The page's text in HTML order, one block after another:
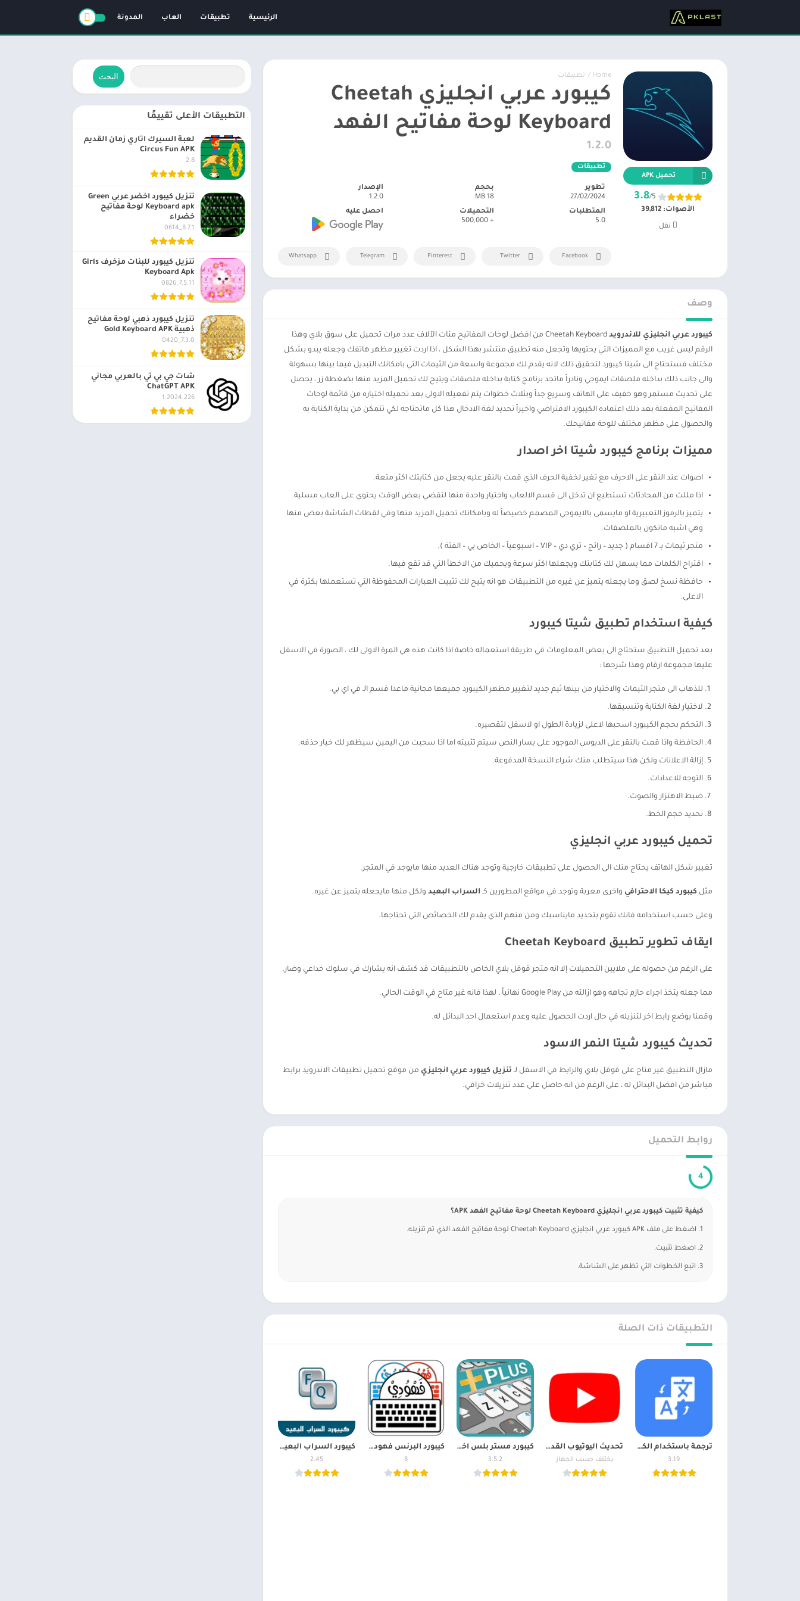
الرئيسية تطبيقات العاب المدونة
Home
/ تطبيقات
كيبورد عربي انجليزي Cheetah
Keyboard لوحة مفاتيح الفهد
1.2.0
تطبيقات
تحميل APK
3.8/5
الأصوات: 39,812
نقل
تطوير
27/02/2024
بحجم
18 MB
الإصدار
1.2.0
المتطلبات
5.0
التحميلات
+ 500,000
احصل عليه
Facebook
Twitter
Pinterest
Telegram
Whatsapp
وصف
كيبورد عربي انجليزي للاندرويد
Cheetah Keyboard من افضل لوحات المفاتيح مئات الآلاف عدد مرات تحميل على سوق بلاي وهذا
الرقم ليس غريب مع المميزات التي يحتويها وتجعل منه تطبيق منتشر بهذا الشكل ، اذا اردت تغيير مظهر هاتفك وجعله يبدو بشكل
مختلف فستحتاج الى شيتا كيبورد لتحقيق ذلك لانه يقدم لك مجموعة واسعة من الثيمات التي بامكانك التبديل فيما بينها بسهولة
والى جانب ذلك بداخله ملصقات ايموجي ونادراً ماتجد برنامج كتابة بداخله ملصقات ويتيح لك تحميل المزيد منها بضغطة زر ، يحصل
على تحديث مستمر وهو خفيف على الهاتف وسريع جداً وبثلاث خطوات يتم تفعيله الاولى بعد تحميله اختياره من قائمة لوحات
المفاتيح المفعلة بعد ذلك اعتماده الكيبورد الافتراضي واخيراً تحديد لغة الادخال هذا كل ماتحتاجه لكي تتمكن من بداية الكتابة به
والحصول على مظهر مختلف للوحة مفاتيحك.
مميزات برنامج كيبورد شيتا اخر اصدار
اصوات عند النقر على الاحرف مع تغير لخفية الحرف الذي قمت بالنقر عليه يجعل من كتابتك اكثر متعة.
اذا مللت من المحادثات تستطيع ان تدخل الى قسم الالعاب واختيار واحدة منها لتقضي بعض الوقت يحتوي على العاب مسلية.
يتميز بالرموز التعبيرية او مايسمى بالايموجي المصمم خصيصاً له وبامكانك تحميل المزيد منها وفي لقطات الشاشة بعض منها
وهي اشبه ماتكون بالملصقات.
متجر ثيمات بـ 7 اقسام ( جديد – رائج – ثري دي – VIP – اسبوعياً – الخاص بي – الفئة ).
اقتراح الكلمات مما يسهل لك كتابتك ويجعلها اكثر سرعة ويحميك من الاخطأ التي قد تقع فيها.
حافظة نسخ لصق وما يجعله يتميز عن غيره من التطبيقات هو انه يتيح لك تثبيت العبارات المحفوظة التي تستعملها بكثرة في
الاعلى.
كيفية استخدام تطبيق شيتا كيبورد
بعد تحميل التطبيق ستحتاج الى بعض المعلومات في طريقة استعماله خاصة اذا كانت هذه هي المرة الاولى لك ، الصورة في الاسفل
عليها مجموعة ارقام وهذا شرحها :
للذهاب الى متجر الثيمات والاختيار من بينها ثيم جديد لتغيير مظهر الكيبورد جميعها مجانية ماعدا قسم الـ في اي بي.
لاختيار لغة الكتابة وتنسيقها.
التحكم بحجم الكيبورد اسحبها لاعلى لزيادة الطول او لاسفل لتقصيره.
الحافظة واذا قمت بالنقر على الدبوس الموجود على يسار النص سيتم تثبيته اما اذا سحبت من اليمين سيظهر لك خيار حذفه.
إزالة الاعلانات ولكن هذا سيتطلب منك شراء النسخة المدفوعة.
التوجه للاعدادات.
ضبط الاهتزاز والصوت.
تحديد حجم الخط.
تحميل كيبورد عربي انجليزي
تغيير شكل الهاتف يحتاج منك الى الحصول على تطبيقات خارجية وتوجد هناك العديد منها مايوجد في المتجر.
مثل كيبورد كيكا الاحترافي واخرى معربة وتوجد في مواقع المطورين كـ السراب البعيد ولكل منها مايجعله يتميز عن غيره.
وعلى حسب استخدامه فانك تقوم بتحديد مايناسبك ومن منهم الذي يقدم لك الخصائص التي تحتاجها.
ايقاف تطوير تطبيق Cheetah Keyboard
على الرغم من حصوله على ملايين التحميلات إلا انه متجر قوقل بلاي الخاص بالتطبيقات قد كشف انه يشارك في سلوك خداعي وضار.
مما جعله يتخذ اجراء حازم تجاهه وهو ازالته من Google Play نهائياً ، لهذا فانه غير متاح في الوقت الحالي.
وقمنا بوضع رابط اخر لتنزيله في حال اردت الحصول عليه وعدم استعمال احد البدائل له.
تحديث كيبورد شيتا النمر الاسود
مازال التطبيق غير متاح على قوقل بلاي والرابط في الاسفل لـ تنزيل كيبورد عربي انجليزي من موقع تحميل تطبيقات الاندرويد برابط
مباشر من افضل البدائل له ، على الرغم من انه حاصل على عدد تنزيلات خرافي.
روابط التحميل
3
كيفية تثبيت كيبورد عربي انجليزي Cheetah Keyboard لوحة مفاتيح الفهد APK؟
1. اضغط على ملف APK كيبورد عربي انجليزي Cheetah Keyboard لوحة مفاتيح الفهد الذي تم تنزيله.
2. اضغط تثبيت.
3. اتبع الخطوات التي تظهر على الشاشة.
التطبيقات ذات الصلة
ترجمة باستخدام الكاميرا انجليزي لعربي مترجم الصور الاحترافي
3.19
تحديث اليوتيوب القديم للاندرويد Update YouTube Apk
يختلف حسب الجهاز
كيبورد مستر بلس اخر اصدار mr مع الاختصارات برابط مباشر apk
3.5.2
كيبورد البرنس فهودي المزخرف برابط مباشر ومميزات جديدة
8
كيبورد السراب البعيد الاصلي برابط مباشر keyboard Alsarab apk
2.45
البحث
التطبيقات الأعلى تقييمًا
لعبة السيرك اتاري زمان القديم
Circus Fun APK
2.8
تنزيل كيبورد اخضر عربي Green
Keyboard apk لوحة مفاتيح
خضراء
8.7.1_0614
تنزيل كيبورد للبنات مزخرف Girls
Keyboard Apk
7.5.11_0826
تنزيل كيبورد ذهبي لوحة مفاتيح
ذهبية Gold Keyboard APK
7.3.0_0420
شات جي بي تي بالعربي مجاني
ChatGPT APK
1.2024.226